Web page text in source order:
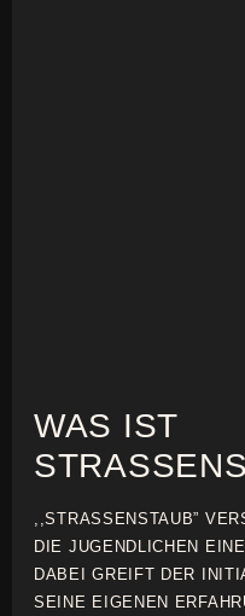
WAS IST
,,STRASSENSTAUB”
DIE JUGENDLICHEN
DABEI GREIFT DER
SEINE EIGENEN